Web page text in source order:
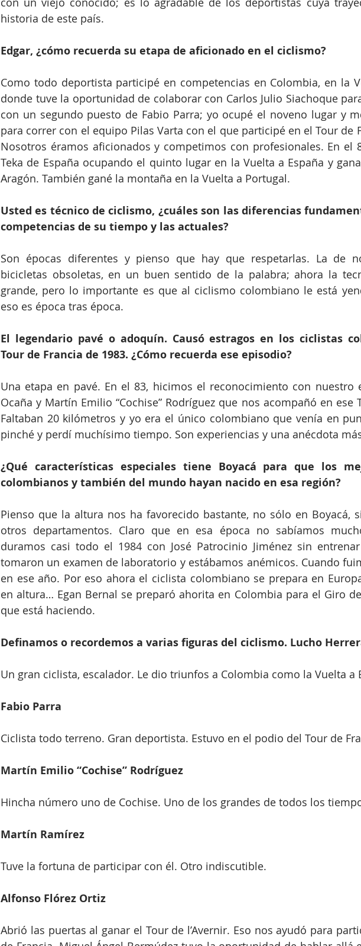
historia de este país.
Edgar, ¿cómo recuerda su etapa de aficionado en el ciclismo?
Como todo deportista participé en competencias en Colombia, en la
donde tuve la oportunidad de colaborar con Carlos Julio Siachoque
con un segundo puesto de Fabio Parra; yo ocupé el noveno lugar y
para correr con el equipo Pilas Varta con el que participé en el Tour de
Nosotros éramos aficionados y competimos con profesionales. En el
Teka de España ocupando el quinto lugar en la Vuelta a España y
Aragón. También gané la montaña en la Vuelta a Portugal.
Usted es técnico de ciclismo, ¿cuáles son las diferencias
competencias de su tiempo y las actuales?
Son épocas diferentes y pienso que hay que respetarlas. La de
bicicletas obsoletas, en un buen sentido de la palabra; ahora la
grande, pero lo importante es que al ciclismo colombiano le está
eso es época tras época.
El legendario pavé o adoquín. Causó estragos en los ciclistas
Tour de Francia de 1983. ¿Cómo recuerda ese episodio?
Una etapa en pavé. En el 83, hicimos el reconocimiento con nuestro
Ocaña y Martín Emilio “Cochise” Rodríguez que nos acompañó en ese
Faltaban 20 kilómetros y yo era el único colombiano que venía en
pinché y perdí muchísimo tiempo. Son experiencias y una anécdota
¿Qué características especiales tiene Boyacá para que los
colombianos y también del mundo hayan nacido en esa región?
Pienso que la altura nos ha favorecido bastante, no sólo en Boyacá,
otros departamentos. Claro que en esa época no sabíamos
duramos casi todo el 1984 con José Patrocinio Jiménez sin
tomaron un examen de laboratorio y estábamos anémicos. Cuando
en ese año. Por eso ahora el ciclista colombiano se prepara en
en altura… Egan Bernal se preparó ahorita en Colombia para el Giro
que está haciendo.
Definamos o recordemos a varias figuras del ciclismo. Lucho
Un gran ciclista, escalador. Le dio triunfos a Colombia como la Vuelta a
Fabio Parra
Ciclista todo terreno. Gran deportista. Estuvo en el podio del Tour de
Martín Emilio “Cochise” Rodríguez
Hincha número uno de Cochise. Uno de los grandes de todos los
Martín Ramírez
Tuve la fortuna de participar con él. Otro indiscutible.
Alfonso Flórez Ortiz
Abrió las puertas al ganar el Tour de l’Avernir. Eso nos ayudó para